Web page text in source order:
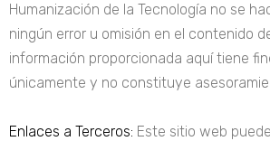
Humanización de la Tecnología no se
ningún error u omisión en el contenido
información proporcionada aquí tiene
únicamente y no constituye
Enlaces a Terceros: Este sitio web